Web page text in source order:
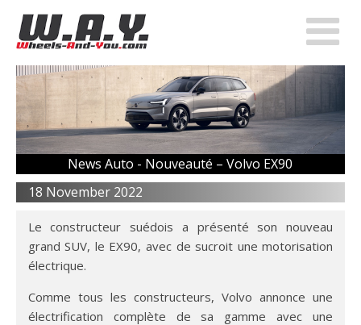
News Auto - Nouveauté – Volvo EX90
18 November 2022
Le constructeur suédois a présenté son nouveau
grand SUV, le EX90, avec de sucroit une motorisation
électrique.
Comme tous les constructeurs, Volvo annonce une
électrification complète de sa gamme avec une